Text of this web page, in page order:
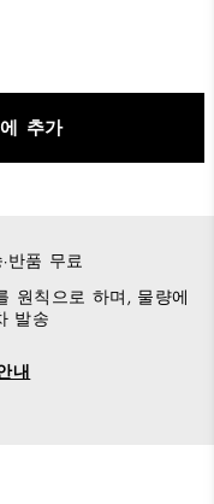
추가
반품 무료
원칙으로 하며, 물량에
발송
내